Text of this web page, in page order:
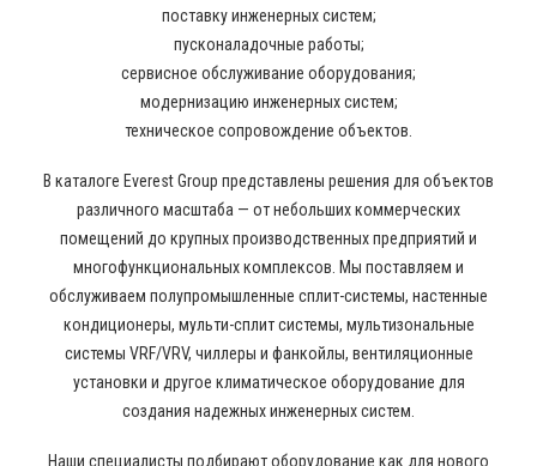
поставку инженерных систем;
пусконаладочные работы;
сервисное обслуживание оборудования;
модернизацию инженерных систем;
техническое сопровождение объектов.
В каталоге Everest Group представлены решения для объектов
различного масштаба — от небольших коммерческих
помещений до крупных производственных предприятий и
многофункциональных комплексов. Мы поставляем и
обслуживаем полупромышленные сплит-системы, настенные
кондиционеры, мульти-сплит системы, мультизональные
системы VRF/VRV, чиллеры и фанкойлы, вентиляционные
установки и другое климатическое оборудование для
создания надежных инженерных систем.
Наши специалисты подбирают оборудование как для нового